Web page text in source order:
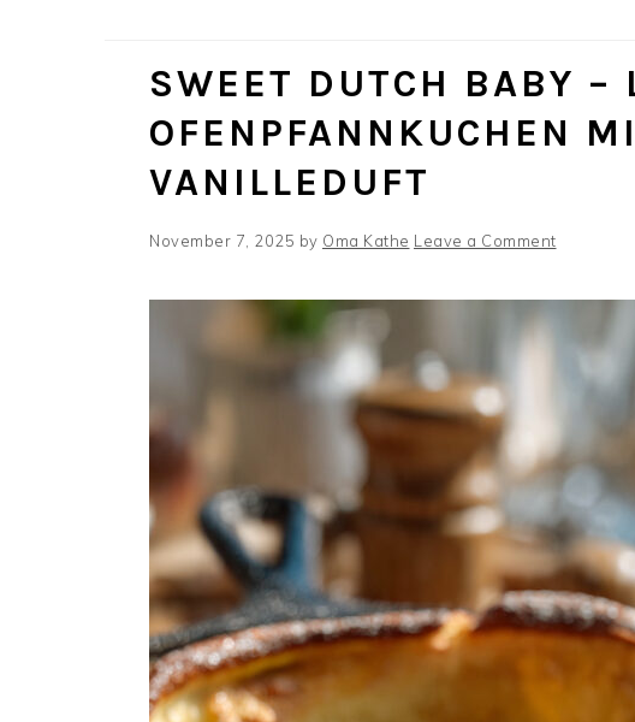
SWEET DUTCH BABY –
OFENPFANNKUCHEN
ANILLEDUFT
November 7, 2025 by Oma Kathe Leave a Comment